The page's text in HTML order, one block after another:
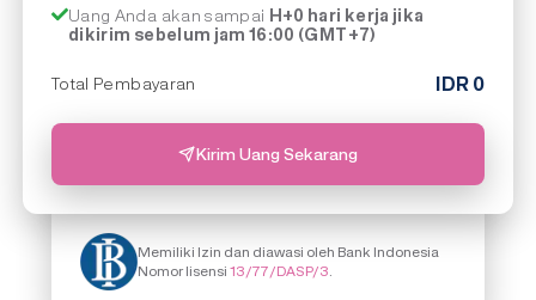
Uang Anda akan sampai H+0 hari kerja jika
dikirim sebelum jam 16:00 (GMT+7)
Total Pembayaran
IDR0
Kirim Uang Sekarang
Memiliki Izin dan diawasi oleh Bank Indonesia
Nomor lisensi13/77/DASP/3.